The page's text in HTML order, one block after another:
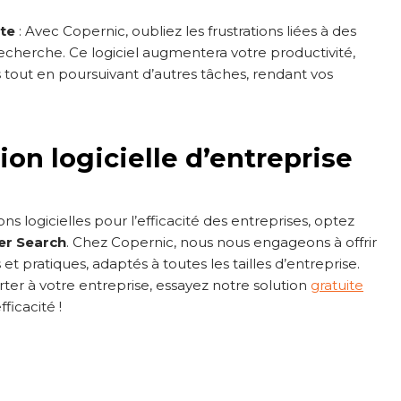
: Avec Copernic, oubliez les frustrations liées à des
Ce logiciel augmentera votre productivité,
en poursuivant d’autres tâches, rendant vos
logicielle d’entreprise
logicielles pour l’efficacité des entreprises, optez
Search. Chez Copernic, nous nous engageons à offrir
pratiques, adaptés à toutes les tailles d’entreprise.
à votre entreprise, essayez notre solution gratuite
!